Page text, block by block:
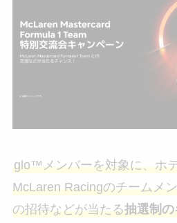
glo™メンバーを対象に、ホ
McLaren Racingのチームメ
の招待などが当たる抽選制